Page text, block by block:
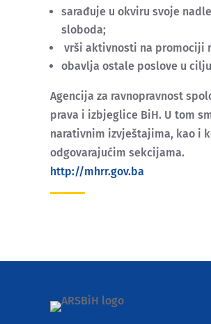
sarađuje u okviru svoje
sloboda;
vrši aktivnosti na promociji
obavlja ostale poslove u
Agencija za ravnopravnost
prava i izbjeglice BiH. U tom
narativnim izvještajima, kao i
odgovarajućim sekcijama.
http://mhrr.gov.ba